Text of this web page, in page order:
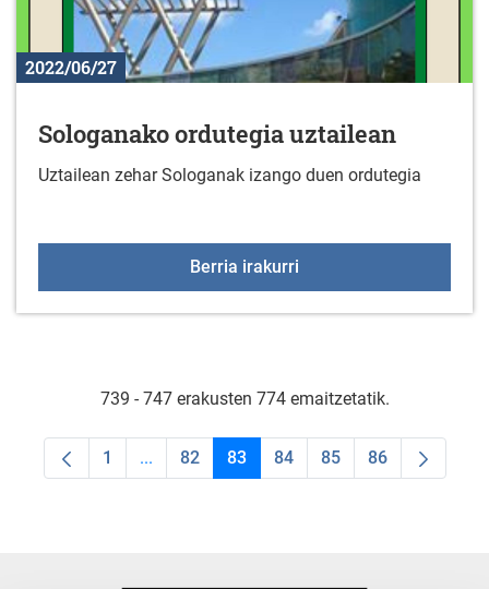
2022/06/27
Sologanako ordutegia uztailean
Uztailean zehar Sologanak izango duen ordutegia
Berria irakurri
739 - 747 erakusten 774 emaitzetatik.
Orrialdea
1 ...Intermediate Pages Use TAB to navigate.
Orrialdea
82 Orrialdea
83 Orrialdea
84 Orrialdea
85 Orrialdea
86